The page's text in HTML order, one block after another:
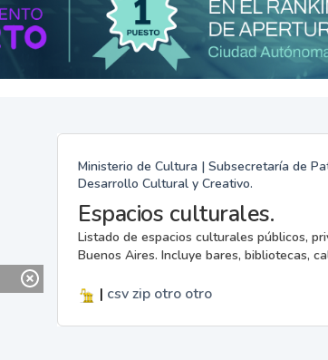
Ministerio de Cultura | Subsecretaría de
Desarrollo Cultural y Creativo.
Espacios culturales.
Listado de espacios culturales públicos,
Buenos Aires. Incluye bares, bibliotecas,
| csvzip otro otro